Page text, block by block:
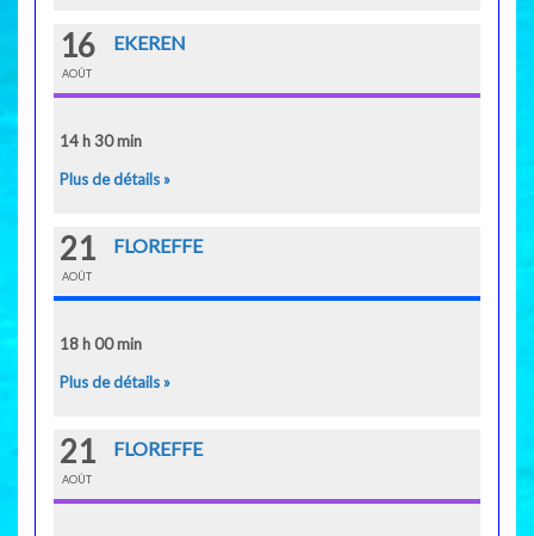
16
AOÛT
EKEREN
14 h 30 min
Plus de détails »
21
AOÛT
FLOREFFE
18 h 00 min
Plus de détails »
21
AOÛT
FLOREFFE